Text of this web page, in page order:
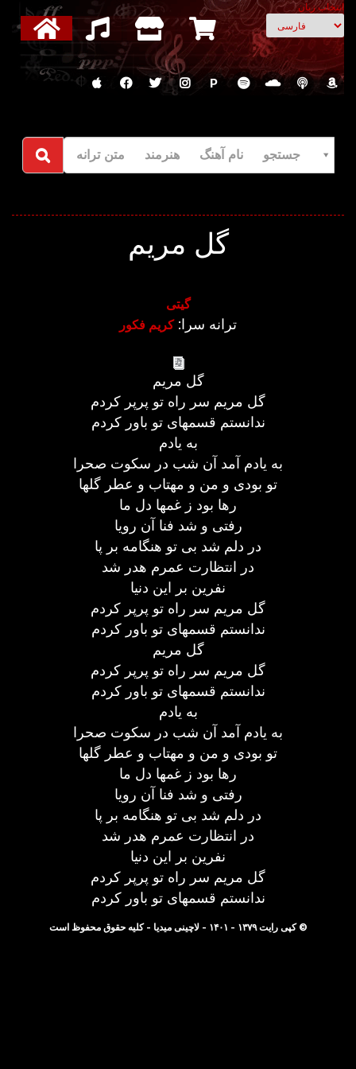
انتخاب زبان
P
جستجو نام آهنگ هنرمند متن ترانه
گل مریم
گیتی
ترانه سرا:کریم فکور
گل مریم
گل مریم سر راه تو پرپر کردم
ندانستم قسمهای تو باور کردم
به یادم
به یادم آمد آن شب در سکوت صحرا
تو بودی و من و مهتاب و عطر گلها
رها بود ز غمها دل ما
رفتی و شد فنا آن رویا
در دلم شد بی تو هنگامه بر پا
در انتظارت عمرم هدر شد
نفرین بر این دنیا
گل مریم سر راه تو پرپر کردم
ندانستم قسمهای تو باور کردم
گل مریم
گل مریم سر راه تو پرپر کردم
ندانستم قسمهای تو باور کردم
به یادم
به یادم آمد آن شب در سکوت صحرا
تو بودی و من و مهتاب و عطر گلها
رها بود ز غمها دل ما
رفتی و شد فنا آن رویا
در دلم شد بی تو هنگامه بر پا
در انتظارت عمرم هدر شد
نفرین بر این دنیا
گل مریم سر راه تو پرپر کردم
ندانستم قسمهای تو باور کردم
© کپی رایت ۱۳۷۹ - ۱۴۰۱ - لاچینی میدیا - کلیه حقوق محفوظ است